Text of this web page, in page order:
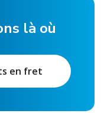
là où
en fret